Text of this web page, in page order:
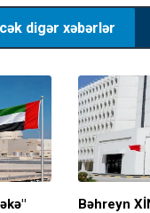
digər xəbərlər
Bəhreyn